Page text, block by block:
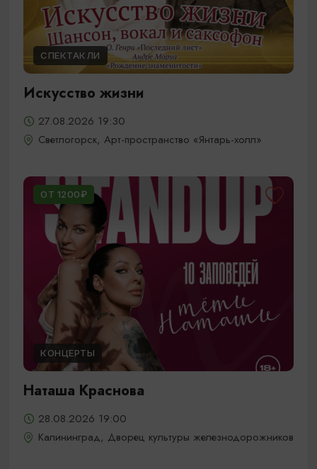
СПЕКТАКЛИ
Искусство жизни
27.08.2026 19:30
Светлогорск, Арт-пространство «Янтарь-холл»
ОТ 1200₽
КОНЦЕРТЫ
Наташа Краснова
28.08.2026 19:00
Калининград, Дворец культуры железнодорожников